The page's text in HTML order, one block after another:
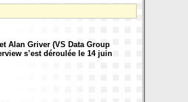
Alan Griver (VS Data Group
s’est déroulée le 14 juin